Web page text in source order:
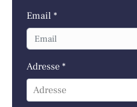
Email *
Adresse *
Adresse